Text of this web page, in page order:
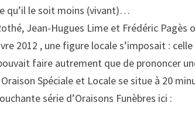
qu’il le soit moins (vivant)…
Jean-Hugues Lime et Frédéric
2012 , une figure locale s’imposait :
faire autrement que de prononcer
Spéciale et Locale se situe à 20
série d’Oraisons Funèbres ici :